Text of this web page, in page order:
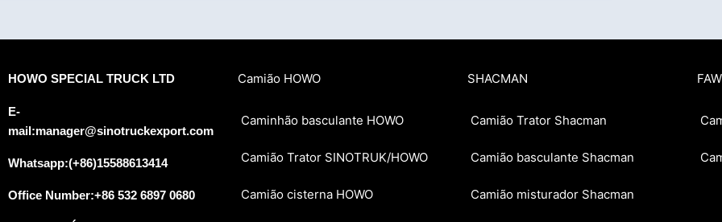
HOWO SPECIAL TRUCK LTD
E-
mail:manager@sinotruckexport.com
Whatsapp:(+86)15588613414
Office Number:+86 532 6897 0680
Camião HOWO
Caminhão basculante HOWO
Camião Trator SINOTRUK/HOWO
Camião cisterna HOWO
SHACMAN
Camião Trator Shacman
Camião basculante Shacman
Camião misturador Shacman
FAW